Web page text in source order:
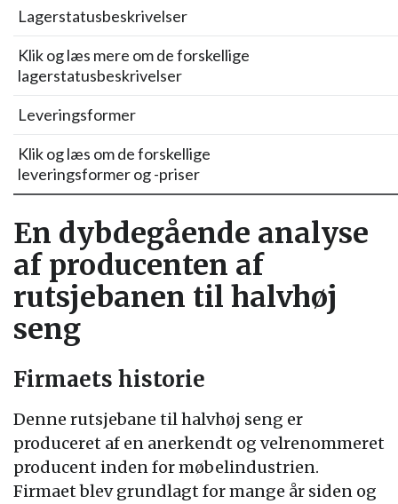
Lagerstatusbeskrivelser
Klik og læs mere om de forskellige
lagerstatusbeskrivelser
Leveringsformer
Klik og læs om de forskellige
leveringsformer og -priser
En dybdegående analyse
af producenten af
rutsjebanen til halvhøj
seng
Firmaets historie
Denne rutsjebane til halvhøj seng er
produceret af en anerkendt og velrenommeret
producent inden for møbelindustrien.
Firmaet blev grundlagt for mange år siden og